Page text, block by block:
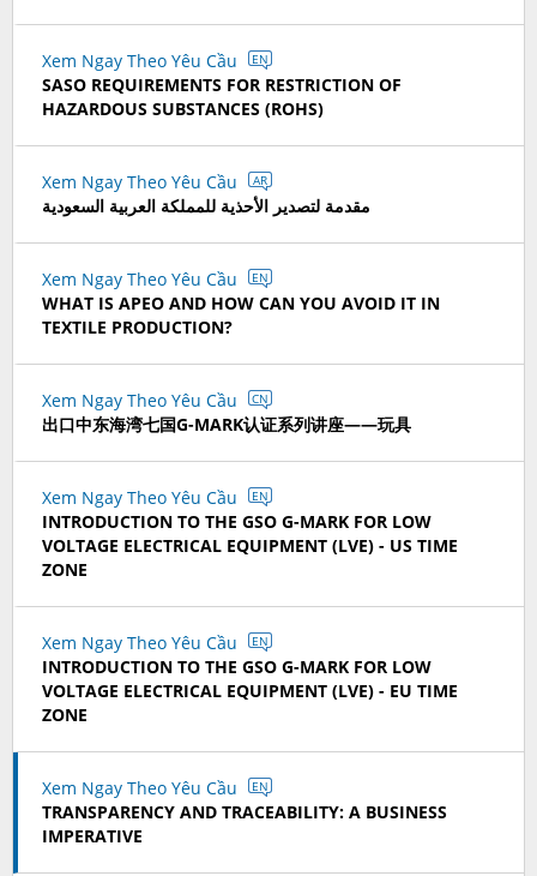
Xem Ngay Theo Yêu Cầu EN
SASO REQUIREMENTS FOR RESTRICTION OF
HAZARDOUS SUBSTANCES (ROHS)
Xem Ngay Theo Yêu Cầu AR
مقدمة لتصدير الأحذية للمملكة العربية السعودية
Xem Ngay Theo Yêu Cầu EN
WHAT IS APEO AND HOW CAN YOU AVOID IT IN
TEXTILE PRODUCTION?
Xem Ngay Theo Yêu Cầu CN
出口中东海湾七国G-MARK认证系列讲座——玩具
Xem Ngay Theo Yêu Cầu EN
INTRODUCTION TO THE GSO G-MARK FOR LOW
VOLTAGE ELECTRICAL EQUIPMENT (LVE) - US TIME
ZONE
Xem Ngay Theo Yêu Cầu EN
INTRODUCTION TO THE GSO G-MARK FOR LOW
VOLTAGE ELECTRICAL EQUIPMENT (LVE) - EU TIME
ZONE
Xem Ngay Theo Yêu Cầu EN
TRANSPARENCY AND TRACEABILITY: A BUSINESS
IMPERATIVE